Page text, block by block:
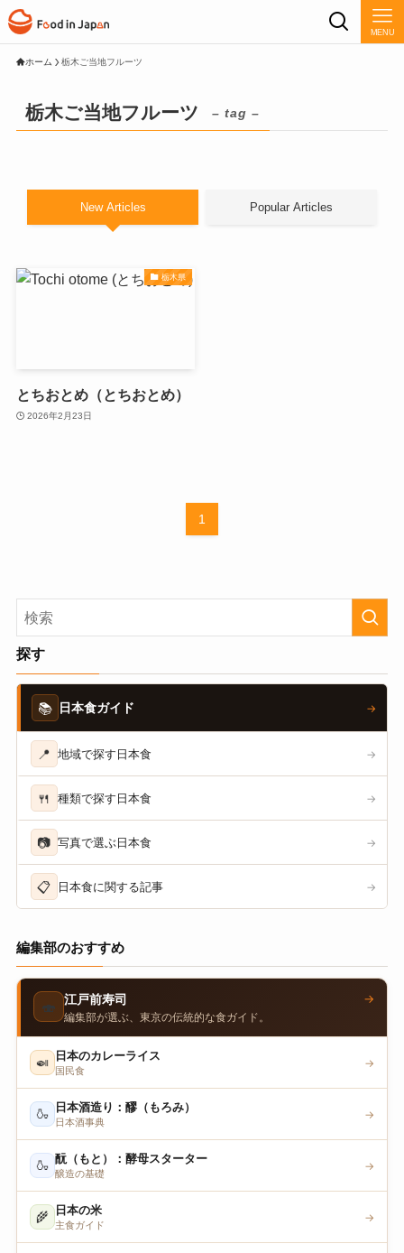
MENU
ホーム 栃木ご当地フルーツ
栃木ご当地フルーツ – tag –
New Articles Popular Articles
栃木県
とちおとめ（とちおとめ）
2026年2月23日
1
探す
📚 日本食ガイド →
📍 地域で探す日本食 →
🍴 種類で探す日本食 →
📷 写真で選ぶ日本食 →
📋 日本食に関する記事 →
編集部のおすすめ
🍣 江戸前寿司
編集部が選ぶ、東京の伝統的な食ガイド。
→
🍛 日本のカレーライス
国民食
→
🍶 日本酒造り：醪（もろみ）
日本酒事典
→
🍶 酛（もと）：酵母スターター
醸造の基礎
→
🌾 日本の米
主食ガイド
→